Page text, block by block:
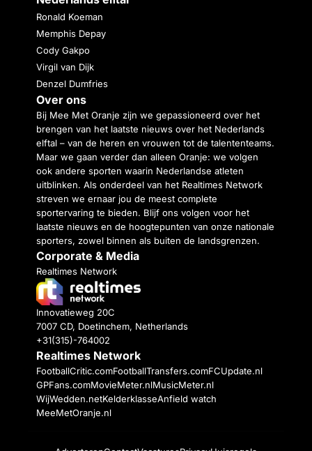
Ronald Koeman
Memphis Depay
Cody Gakpo
Virgil van Dijk
Denzel Dumfries
Over ons
Bij Mee Met Oranje zijn we gepassioneerd over het
brengen van het laatste nieuws over het Nederlands
elftal – van de heren en vrouwen tot de talententeams.
Maar we gaan verder dan alleen Oranje: we volgen
ook andere sporten waarin Nederlandse atleten
uitblinken. Als onderdeel van het Realtimes Network
streven we ernaar jou de meest complete
sportervaring te bieden. Blijf ons volgen voor het
laatste nieuws en de hoogtepunten van onze nationale
sporters, zowel binnen als buiten de landsgrenzen.
Corporate & Media
Realtimes Network
Innovatieweg 20C
7007 CD, Doetinchem, Netherlands
+31(315)-764002
Realtimes Network
FootballCritic.comFootballTransfers.comFCUpdate.nl
GPFans.comMovieMeter.nlMusicMeter.nl
WijWedden.netKelderklasseAnfield watch
MeeMetOranje.nl